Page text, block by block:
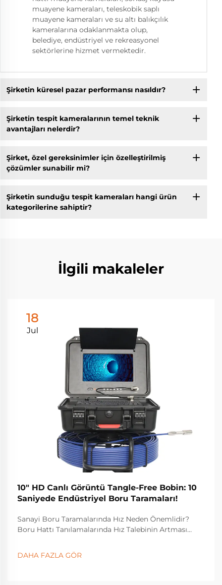
muayene kameraları, teleskobik saplı
muayene kameraları ve su altı balıkçılık
kameralarına odaklanmakta olup,
belediye, endüstriyel ve rekreasyonel
sektörlerine hizmet vermektedir.
Şirketin küresel pazar performansı nasıldır?
Şirketin tespit kameralarının temel teknik
avantajları nelerdir?
Şirket, özel gereksinimler için özelleştirilmiş
çözümler sunabilir mi?
Şirketin sunduğu tespit kameraları hangi ürün
kategorilerine sahiptir?
İlgili makaleler
18
Jul
10" HD Canlı Görüntü Tangle-Free Bobin: 10
Saniyede Endüstriyel Boru Taramaları!
Sanayi Boru Taramalarında Hız Neden Önemlidir?
Boru Hattı Tanılamalarında Hız Talebinin Artması
çünkü yönetmelikler giderek daha sıkı hale gelmekte
ve endüstrilerin gerçek zamanlı verilere olan ihtiyacı
DAHA FAZLA GÖR